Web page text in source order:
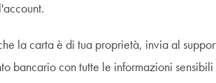
la carta è di tua proprietà, invia al
bancario con tutte le informazioni